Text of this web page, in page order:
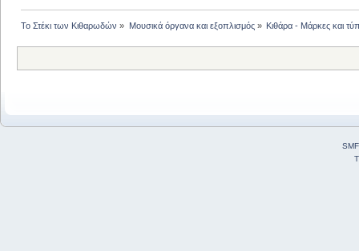
Το Στέκι των Κιθαρωδών » Μουσικά όργανα και εξοπλισμός» Κιθάρα - Μάρκες και